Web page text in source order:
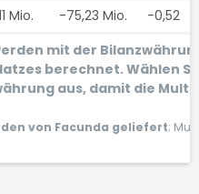
Mio. -75,23 Mio. -0,52
mit der
berechnet. Wählen
aus, damit die
von Facunda geliefert;